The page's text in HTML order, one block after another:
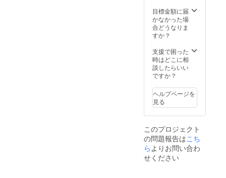
メール
にて送
らせて
す。
（YouT
ubeにて
限定公
載いた
します
※支援
欄に掲
載を希
望され
るお名
記入く
ださ
い。 ※
掲載方
30秒ほ
どの動
画のエ
ンド
ロール
前（又
はスポ
ンサー
て掲載
しま
す。沖
縄サム
チャン
ネルに
て投稿
します
投稿予
定） ・
沖縄サ
ムライ
YouTub
目標金額に届
かなかった場
合どうなりま
すか？
支援で困った
時はどこに相
談したらいい
ですか？
ヘルプページを
見る
このプロジェクト
の問題報告はこち
らよりお問い合わ
せください